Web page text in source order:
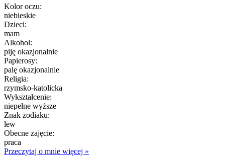
Kolor oczu:
niebieskie
Dzieci:
mam
Alkohol:
piję okazjonalnie
Papierosy:
palę okazjonalnie
Religia:
rzymsko-katolicka
Wykształcenie:
niepełne wyższe
Znak zodiaku:
lew
Obecne zajęcie:
praca
Przeczytaj o mnie więcej »